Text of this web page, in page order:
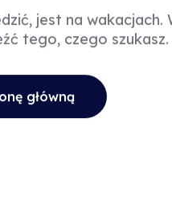
jest na wakacjach.
tego, czego szukasz.
główną